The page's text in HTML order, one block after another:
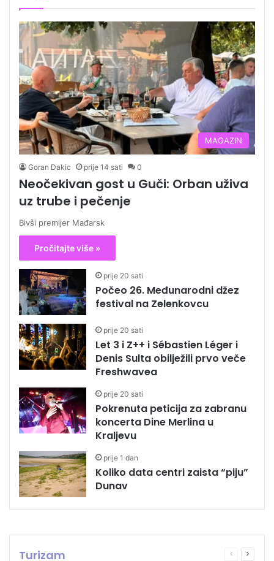
MAGAZIN
Goran Dakic prije 14 sati 0
Neočekivan gost u Guči: Orban uživa
uz trube i pečenje
Bivši premijer Mađarsk
Pročitajte više »
prije 20 sati
Počeo 26. Međunarodni džez
festival na Zelenkovcu
prije 20 sati
Let 3 i Z++ i Sébastien Léger i
Denis Sulta obilježili prvo veče
Freshwavea
prije 20 sati
Pokrenuta peticija za zabranu
koncerta Dine Merlina u
Kraljevu
prije 1 dan
Koliko data centri zaista “piju”
Dunav
Turizam
Prethodna